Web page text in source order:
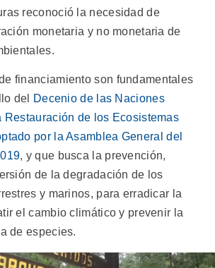
reconoció la necesidad de
monetaria y no monetaria de
financiamiento son fundamentales
del
Decenio de las Naciones
Restauración de los Ecosistemas
por la Asamblea General del
, y que busca la prevención,
de la degradación de los
y marinos, para erradicar la
el cambio climático y prevenir la
de especies.